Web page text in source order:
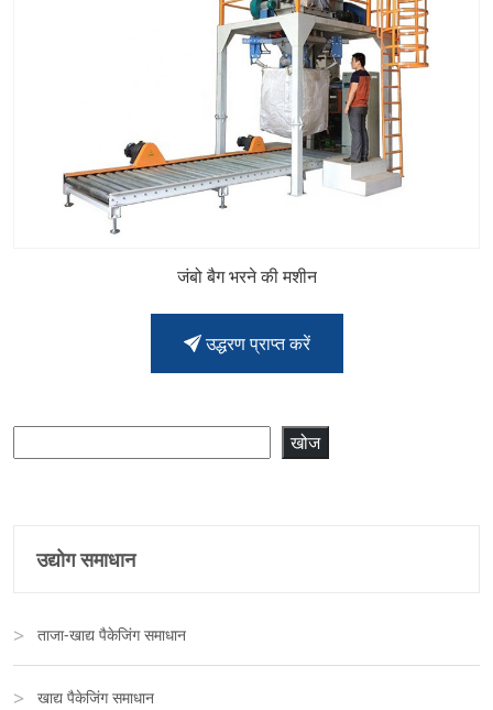
जंबो बैग भरने की मशीन
उद्धरण प्राप्त करें
खोज
उद्योग समाधान
ताजा-खाद्य पैकेजिंग समाधान
खाद्य पैकेजिंग समाधान